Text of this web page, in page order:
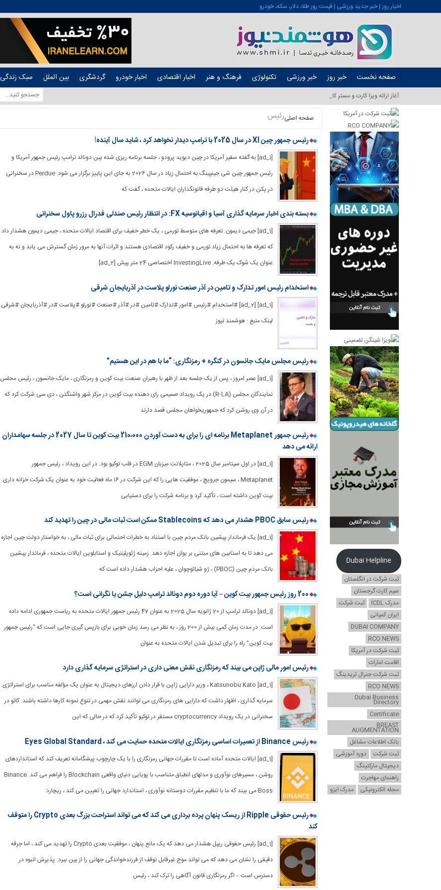
اخبار روز | خبر جدید ورزشی | قیمت روز طلا، دلار، سکه، خودرو
صفحه نخست خبر روز خبر ورزشی تکنولوژی فرهنگ و هنر اخبار اقتصادی اخبار خودرو گردشگری بین الملل سبک زندگی
آغاز ارائه ویزا کارت و مستر کارت در ایران _
صفحه اصلیرئیس
رئیس جمهور چین XI در سال 2025 با ترامپ دیدار نخواهد کرد ، شاید سال آینده!
[ad_1] به گفته سفیر آمریكا در چین دیوید پرودو ، جلسه برنامه ریزی شده بین دونالد ترامپ رئیس جمهور آمریكا و
رئیس جمهور چین شی جینپینگ به احتمال زیاد در سال 2026 به جای این پاییز برگزار می شود. Perdue در سخنرانی
در پکن در کنار هیئت دو طرفه قانونگذاران ایالات متحده ، گفت که
بسته بندی اخبار سرمایه گذاری آسیا و اقیانوسیه FX: در انتظار رئیس صندلی فدرال رزرو پاول سخنرانی
[ad_1] جیمی دیمون: تعرفه های متوسط ​​تورمی ، یک خطر خفیف برای اقتصاد ایالات متحده ، جیمی دیمون هشدار داد
که تعرفه ها به احتمال زیاد تورمی و خفیف رکود اقتصادی هستند و اثرات آنها به مرور زمان گسترش می یابد و نه به
عنوان یک شوک یک طرفه. InvestingLive اختصاصی 24 متر پیش [ad_2]
استخدام رئیس امور تدارک و تامین در آذر صنعت نورلو پلاست در آذربایجان شرقی
[ad_1] [ad_2] #استخدام #رئیس #امور #تدارک #تامین #در #آذر #صنعت #نورلو #پلاست #در #آذربایجان #شرقی
لینک منبع : هوشمند نیوز
رئیس مجلس مایک جانسون در کنگره + رمزنگاری: “ما با هم در این هستیم”
[ad_1] عصر امروز ، پس از یک جلسه بعد از ظهر با رهبران صنعت بیت کوین و رمزنگاری ، مایک جانسون ، رئیس مجلس
نمایندگان مجلس (R-LA) در یک رویداد صمیمی رای دهنده بیت کوین در مرکز شهر واشنگتن ، دی سی شرکت کرد که
در آن وی روشن کرد که جمهوریخواهان مجلس قصد دارند
رئیس جمهور Metaplanet برنامه ای را برای به دست آوردن 210،000 بیت کوین تا سال 2027 در جلسه سهامداران
ارائه می دهد
[ad_1] در اول سپتامبر سال 2025 ، متاپلانت میزبان EGM در قلب توکیو بود. در این رویداد ، رئیس جمهور
Metaplanet ، سیمون جرویچ ، موفقیت هایی را که این شرکت در 16 ماه فعالیت خود به عنوان یک شرکت خزانه داری
بیت کوین داشته است ، تأکید کرد و برنامه شرکت را برای دستیابی
رئیس سابق PBOC هشدار می دهد که Stablecoins ممکن است ثبات مالی در چین را تهدید کند
[ad_1] یک فرماندار پیشین بانک مردم چین با استناد به خطرات احتمالی برای ثبات مالی ، به خواستار دولت چین اجازه
می دهد تا به استابین های مبتنی بر یوان اجازه دهد. زمینه ژئوپلیتیک و استابلوین ایالات متحده ، فرماندار پیشین
بانک مردم چین (PBOC) ، ژو شیائوچوان ، علیه احزاب هشدار داده است که
200 روز رئیس جمهور بیت کوین – آیا دوره دوم دونالد ترامپ دلیل جشن یا نگرانی است؟
[ad_1] دونالد ترامپ از 20 ژانویه سال 2025 به عنوان 47 رئیس جمهور ایالات متحده به ریاست جمهوری ادامه داده
است. در مدت زمان کمی بیش از 200 روز ، به نظر می رسد زمان خوبی برای بازپس گیری جایی است که “رئیس جمهور
بیت کوین” راه را برای تبدیل شدن ایالات متحده به عنوان
رئیس امور مالی ژاپن می بیند که رمزنگاری نقش معنی داری در استراتژی سرمایه گذاری دارد
[ad_1] Katsunobu Kato ، وزیر دارایی ژاپن با قرار دادن ارزهای دیجیتال به عنوان یک مؤلفه مناسب برای استراتژی
سرمایه گذاری ، اظهار داشت که دارایی های رمزنگاری می توانند نقش مهمی در تنوع نمونه کارها داشته باشند. کاتو در
سخنرانی در یک رویداد cryptocurrency مستقر در توکیو تأکید کرد که در حالی که این
رئیس Binance از تعمیرات اساسی رمزنگاری ایالات متحده حمایت می کند ، Eyes Global Standard
[ad_1] ایالات متحده آماده است تا مقررات جهانی رمزنگاری را با یک چارچوب پیشگامانه تعریف کند که استانداردهای
روشن ، مسیرهای نوآوری و مدلهای انطباق متناسب با پویایی دنیای واقعی Blockchain را فراهم می کند. Binance
Boss می بیند که ما با تنظیم مقررات دوستانه نوآوری ، استاندارد جهانی را تعیین می کند ، ریچارد
رئیس حقوقی Ripple از ریسک پنهان پرده برداری می کند که می تواند استراحت بزرگ بعدی Crypto را متوقف
کند
[ad_1] رئیس حقوقی ریپل هشدار می دهد که یک مانع پنهان ، موفقیت بعدی Crypto را تهدید می کند ، اما جرقه
دقیقی را نشان می دهد که می تواند موج غیرقابل توقف از فرزندخواندگی جهانی را از بین ببرد. پذیرش انبوه در
دسترس است – اگر رمزنگاری قانون آگاهی را ترک کند ، رئیس
Dubai Helpline
ثبت شرکت در انگلستان
سیم کارت گرجستان
مدرک ICDL
ثبت شرکت
ایران کمپانی
DUBAI COMPANY
RCO NEWS
ثبت شرکت در آمریکا
اقامت امارات
ثبت شرکت جنرال تریدینگ
RCO NEWS
Dubai Business
Directory
Certificate
BREAST
AUGMENTATION
بانک اطلاعات مشاغل
ثبت شرکت
دوره آموزشی
دیجیتال مارکتینگ
راهنمای مهاجرت
مجله الکترونیکی
مدرک ایزو